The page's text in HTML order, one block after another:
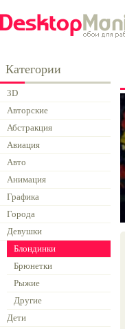
Категории
3D
Авторские
Абстракция
Авиация
Авто
Анимация
Графика
Города
Девушки
Блондинки
Брюнетки
Рыжие
Другие
Дети